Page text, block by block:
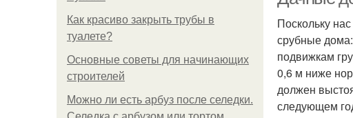
Как красиво закрыть трубы в
туалете?
Основные советы для начинающих
строителей
Можно ли есть арбуз после селедки.
Дом из
Поскольку
срубные дома:
подвижкам
0,6 м ниже
должен
следующем